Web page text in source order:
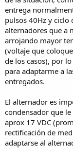
entrega
pulsos 40Hz y ciclo
alternadores que a
arrojando mayor
(voltaje que
de los casos), por
para adaptarme a
entregados.
El alternador es
condensador que
aprox 17 VDC
rectificación de
adaptarse al